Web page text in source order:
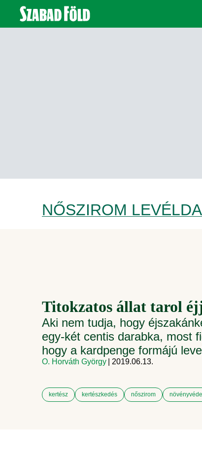
NŐSZIROM
Titokzatos állat tarol
Aki nem tudja, hogy
egy-két centis darabka, most
hogy a kardpenge formájú
O. Horváth György | 2019.06.13.
kertész kertészkedés nőszirom